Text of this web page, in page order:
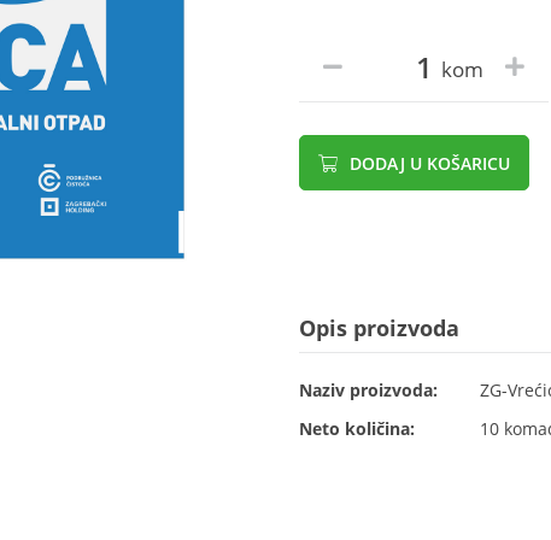
kom
DODAJ U KOŠARICU
Opis proizvoda
Naziv proizvoda:
ZG-
Neto količina:
10